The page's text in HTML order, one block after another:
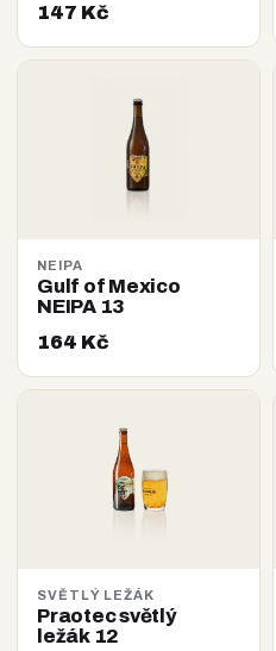
147 Kč
NEIPA
Gulf of Mexico
NEIPA 13
164 Kč
SVĚTLÝ LEŽÁK
Praotec světlý
ležák 12